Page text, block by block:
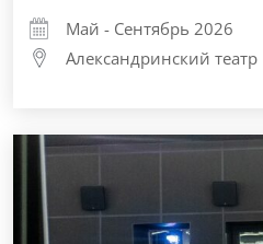
Май - Сентябрь 2026
Александринский театр